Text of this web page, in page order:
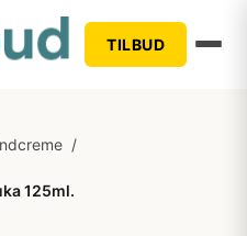
TILBUD
/
125ml.